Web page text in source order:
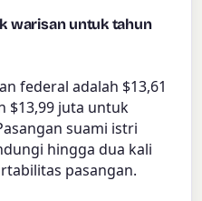
warisan untuk tahun
federal adalah $13,61
$13,99 juta untuk
suami istri
hingga dua kali
pasangan.